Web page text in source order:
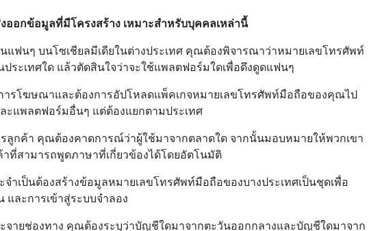
ออกข้อมูลที่มีโครงสร้าง เหมาะสำหรับบุคคลเหล่านี้
ฟนๆ บนโซเชียลมีเดียในต่างประเทศ คุณต้องพิจารณาว่าหมายเลขโทรศัพท์
ระเทศใด แล้วตัดสินใจว่าจะใช้แพลตฟอร์มใดเพื่อดึงดูดแฟนๆ
รโฆษณาและต้องการอัปโหลดแพ็คเกจหมายเลขโทรศัพท์มือถือของคุณไป
และแพลตฟอร์มอื่นๆ แต่ต้องแยกตามประเทศ
ลูกค้า คุณต้องคาดการณ์ว่าผู้ใช้มาจากตลาดใด จากนั้นมอบหมายให้พวกเขา
ที่สามารถพูดภาษาที่เกี่ยวข้องได้โดยอัตโนมัติ
เป็นต้องสร้างข้อมูลหมายเลขโทรศัพท์มือถือของบางประเทศเป็นชุดเพื่อ
และการเข้าสู่ระบบจำลอง
จายช่องทาง คุณต้องระบุว่าบัญชีใดมาจากตะวันออกกลางและบัญชีใดมาจาก